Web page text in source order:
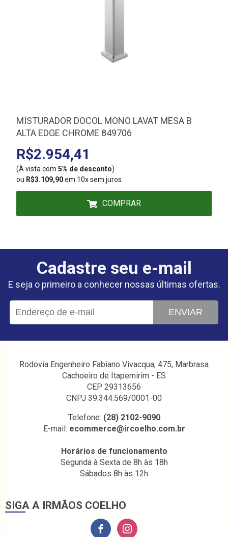
MISTURADOR DOCOL MONO LAVAT MESA B
ALTA EDGE CHROME 849706
R$2.954,41
(À vista com 5% de desconto)
ou R$3.109,90em 10x sem juros
COMPRAR
Cadastre seu e-mail
E seja o primeiro a conhecer nossas últimas ofertas.
ENVIAR
Rodovia Engenheiro Fabiano Vivacqua, 475, Marbrasa
Cachoeiro de Itapemirim - ES
CEP 29313656
CNPJ 39.344.569/0001-00
Telefone: (28) 2102-9090
E-mail: ecommerce@ircoelho.com.br
Horários de funcionamento
Segunda à Sexta de 8h às 18h
Sábados 8h às 12h
SIGA A IRMÃOS COELHO